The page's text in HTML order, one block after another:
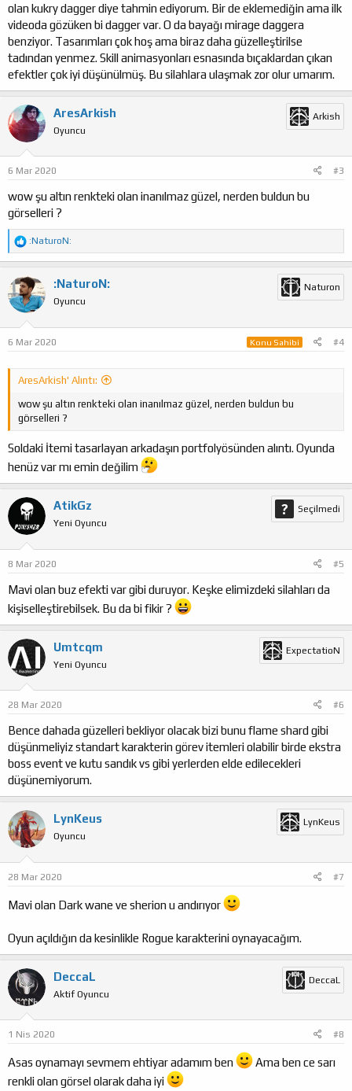
olan kukry dagger diye tahmin ediyorum. Bir de eklemediğin ama ilk
videoda gözüken bi dagger var. O da bayağı mirage daggera
benziyor. Tasarımları çok hoş ama biraz daha güzelleştirilse
tadından yenmez. Skill animasyonları esnasında bıçaklardan çıkan
efektler çok iyi düşünülmüş. Bu silahlara ulaşmak zor olur umarım.
AresArkish
Oyuncu
Arkish
6 Mar 2020 #3
wow şu altın renkteki olan inanılmaz güzel, nerden buldun bu
görselleri ?
T
e
p
k
i
l
e
r
:
:NaturoN:
:NaturoN:
Oyuncu
Naturon
6 Mar 2020 Konu Sahibi #4
AresArkish' Alıntı:
wow şu altın renkteki olan inanılmaz güzel, nerden buldun bu
görselleri ?
Soldaki İtemi tasarlayan arkadaşın portfolyösünden alıntı. Oyunda
henüz var mı emin değilim
AtikGz
Yeni Oyuncu
Seçilmedi
8 Mar 2020 #5
Mavi olan buz efekti var gibi duruyor. Keşke elimizdeki silahları da
kişiselleştirebilsek. Bu da bi fikir ?
Umtcqm
Yeni Oyuncu
ExpectatioN
28 Mar 2020 #6
Bence dahada güzelleri bekliyor olacak bizi bunu flame shard gibi
düşünmeliyiz standart karakterin görev itemleri olabilir birde ekstra
boss event ve kutu sandık vs gibi yerlerden elde edilecekleri
düşünemiyorum.
LynKeus
Oyuncu
LynKeus
28 Mar 2020 #7
Mavi olan Dark wane ve sherion u andırıyor
Oyun açıldığın da kesinlikle Rogue karakterini oynayacağım.
DeccaL
Aktif Oyuncu
DeccaL
1 Nis 2020 #8
Asas oynamayı sevmem ehtiyar adamım ben
Ama ben ce sarı
renkli olan görsel olarak daha iyi